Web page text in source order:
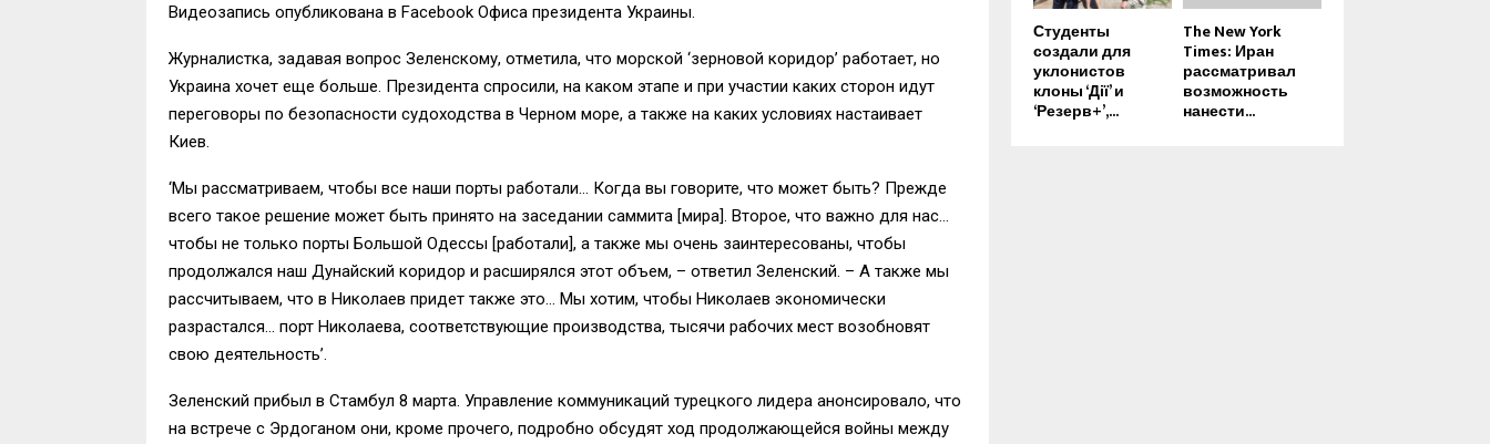
Видеозапись опубликована в Facebook Офиса президента Украины.
Журналистка, задавая вопрос Зеленскому, отметила, что морской ‘зерновой коридор’ работает, но
Украина хочет еще больше. Президента спросили, на каком этапе и при участии каких сторон идут
переговоры по безопасности судоходства в Черном море, а также на каких условиях настаивает
Киев.
‘Мы рассматриваем, чтобы все наши порты работали… Когда вы говорите, что может быть? Прежде
всего такое решение может быть принято на заседании саммита [мира]. Второе, что важно для нас…
чтобы не только порты Большой Одессы [работали], а также мы очень заинтересованы, чтобы
продолжался наш Дунайский коридор и расширялся этот объем, – ответил Зеленский. – А также мы
рассчитываем, что в Николаев придет также это… Мы хотим, чтобы Николаев экономически
разрастался… порт Николаева, соответствующие производства, тысячи рабочих мест возобновят
свою деятельность’.
Зеленский прибыл в Стамбул 8 марта. Управление коммуникаций турецкого лидера анонсировало, что
на встрече с Эрдоганом они, кроме прочего, подробно обсудят ход продолжающейся войны между
Студенты
создали для
уклонистов
клоны ‘Дії’ и
‘Резерв+’,...
The New York
Times: Иран
рассматривал
возможность
нанести...